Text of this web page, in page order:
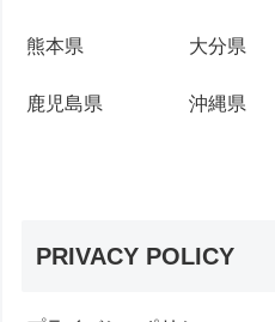
熊本県 大分県
鹿児島県 沖縄県
PRIVACY POLICY